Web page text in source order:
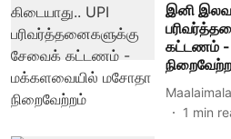
இனி
கட்டணம் -
1 min